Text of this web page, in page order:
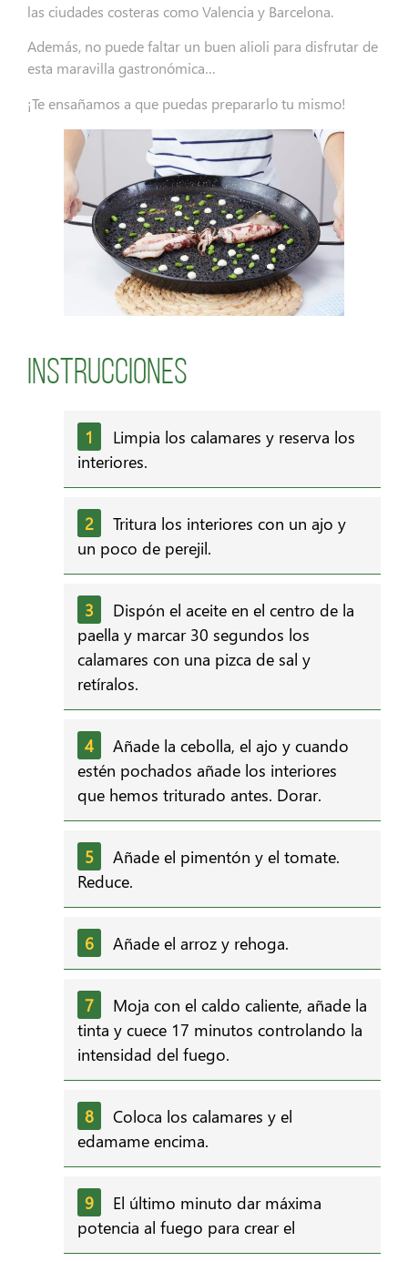
las ciudades costeras como Valencia y Barcelona.
Además, no puede faltar un buen alioli para disfrutar de
esta maravilla gastronómica…
¡Te ensañamos a que puedas prepararlo tu mismo!
Instrucciones
Limpia los calamares y reserva los
interiores.
Tritura los interiores con un ajo y
un poco de perejil.
Dispón el aceite en el centro de la
paella y marcar 30 segundos los
calamares con una pizca de sal y
retíralos.
Añade la cebolla, el ajo y cuando
estén pochados añade los interiores
que hemos triturado antes. Dorar.
Añade el pimentón y el tomate.
Reduce.
Añade el arroz y rehoga.
Moja con el caldo caliente, añade la
tinta y cuece 17 minutos controlando la
intensidad del fuego.
Coloca los calamares y el
edamame encima.
El último minuto dar máxima
potencia al fuego para crear el